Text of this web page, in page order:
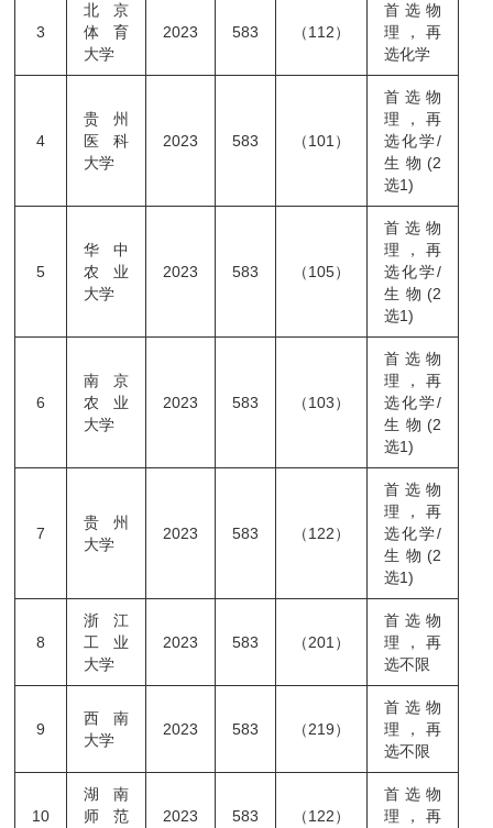
3
北京
体育
大学
2023 583 （112）
首选物
理，再
选化学
4
贵州
医科
大学
2023 583 （101）
首选物
理，再
选化学/
生物(2
选1)
5
华中
农业
大学
2023 583 （105）
首选物
理，再
选化学/
生物(2
选1)
6
南京
农业
大学
2023 583 （103）
首选物
理，再
选化学/
生物(2
选1)
7
贵州
大学
2023 583 （122）
首选物
理，再
选化学/
生物(2
选1)
8
浙江
工业
大学
2023 583 （201）
首选物
理，再
选不限
9
西南
大学
2023 583 （219）
首选物
理，再
选不限
10
湖南
师范
2023 583 （122）
首选物
理，再